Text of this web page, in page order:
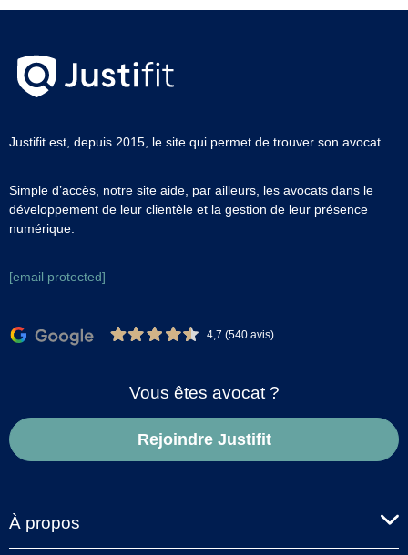
Justifit est, depuis 2015, le site qui permet de trouver son avocat.
Simple d’accès, notre site aide, par ailleurs, les avocats dans le
développement de leur clientèle et la gestion de leur présence
numérique.
[email protected]
4,7 (540 avis)
Vous êtes avocat ?
Rejoindre Justifit
À propos